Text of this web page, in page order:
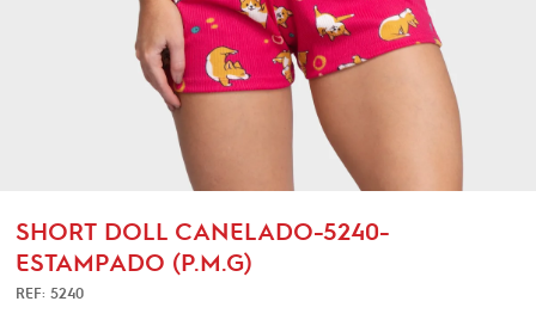
SHORT DOLL CANELADO-5240-
ESTAMPADO (P.M.G)
REF: 5240